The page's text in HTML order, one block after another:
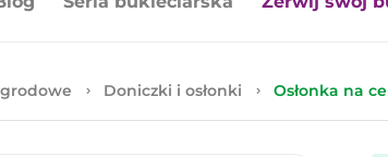
Doniczki i osłonki Osłonka na